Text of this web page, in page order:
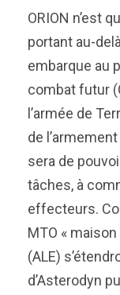
ORION n’est
portant au-
embarque au
combat futur
l’armée de
de
sera de
tâches, à
effecteurs.
MTO « maison
(ALE)
d’Asterodyn